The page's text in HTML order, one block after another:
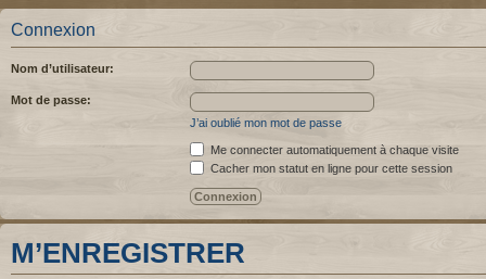
Connexion
Nom d’utilisateur:
Mot de passe:
J’ai oublié mon mot de passe
Me connecter automatiquement à chaque visite
Cacher mon statut en ligne pour cette session
M’ENREGISTRER